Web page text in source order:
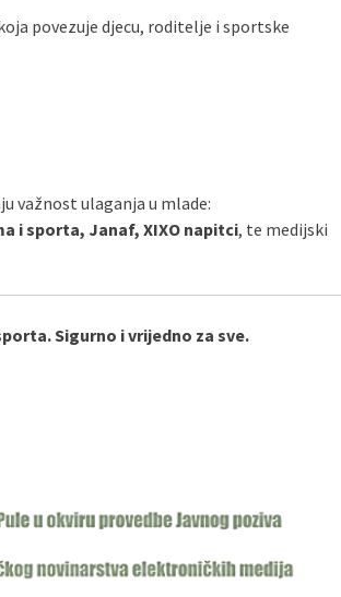
povezuje djecu, roditelje i sportske
važnost ulaganja u mlade:
i sporta, Janaf, XIXO napitci, te medijski
Sigurno i vrijedno za sve.